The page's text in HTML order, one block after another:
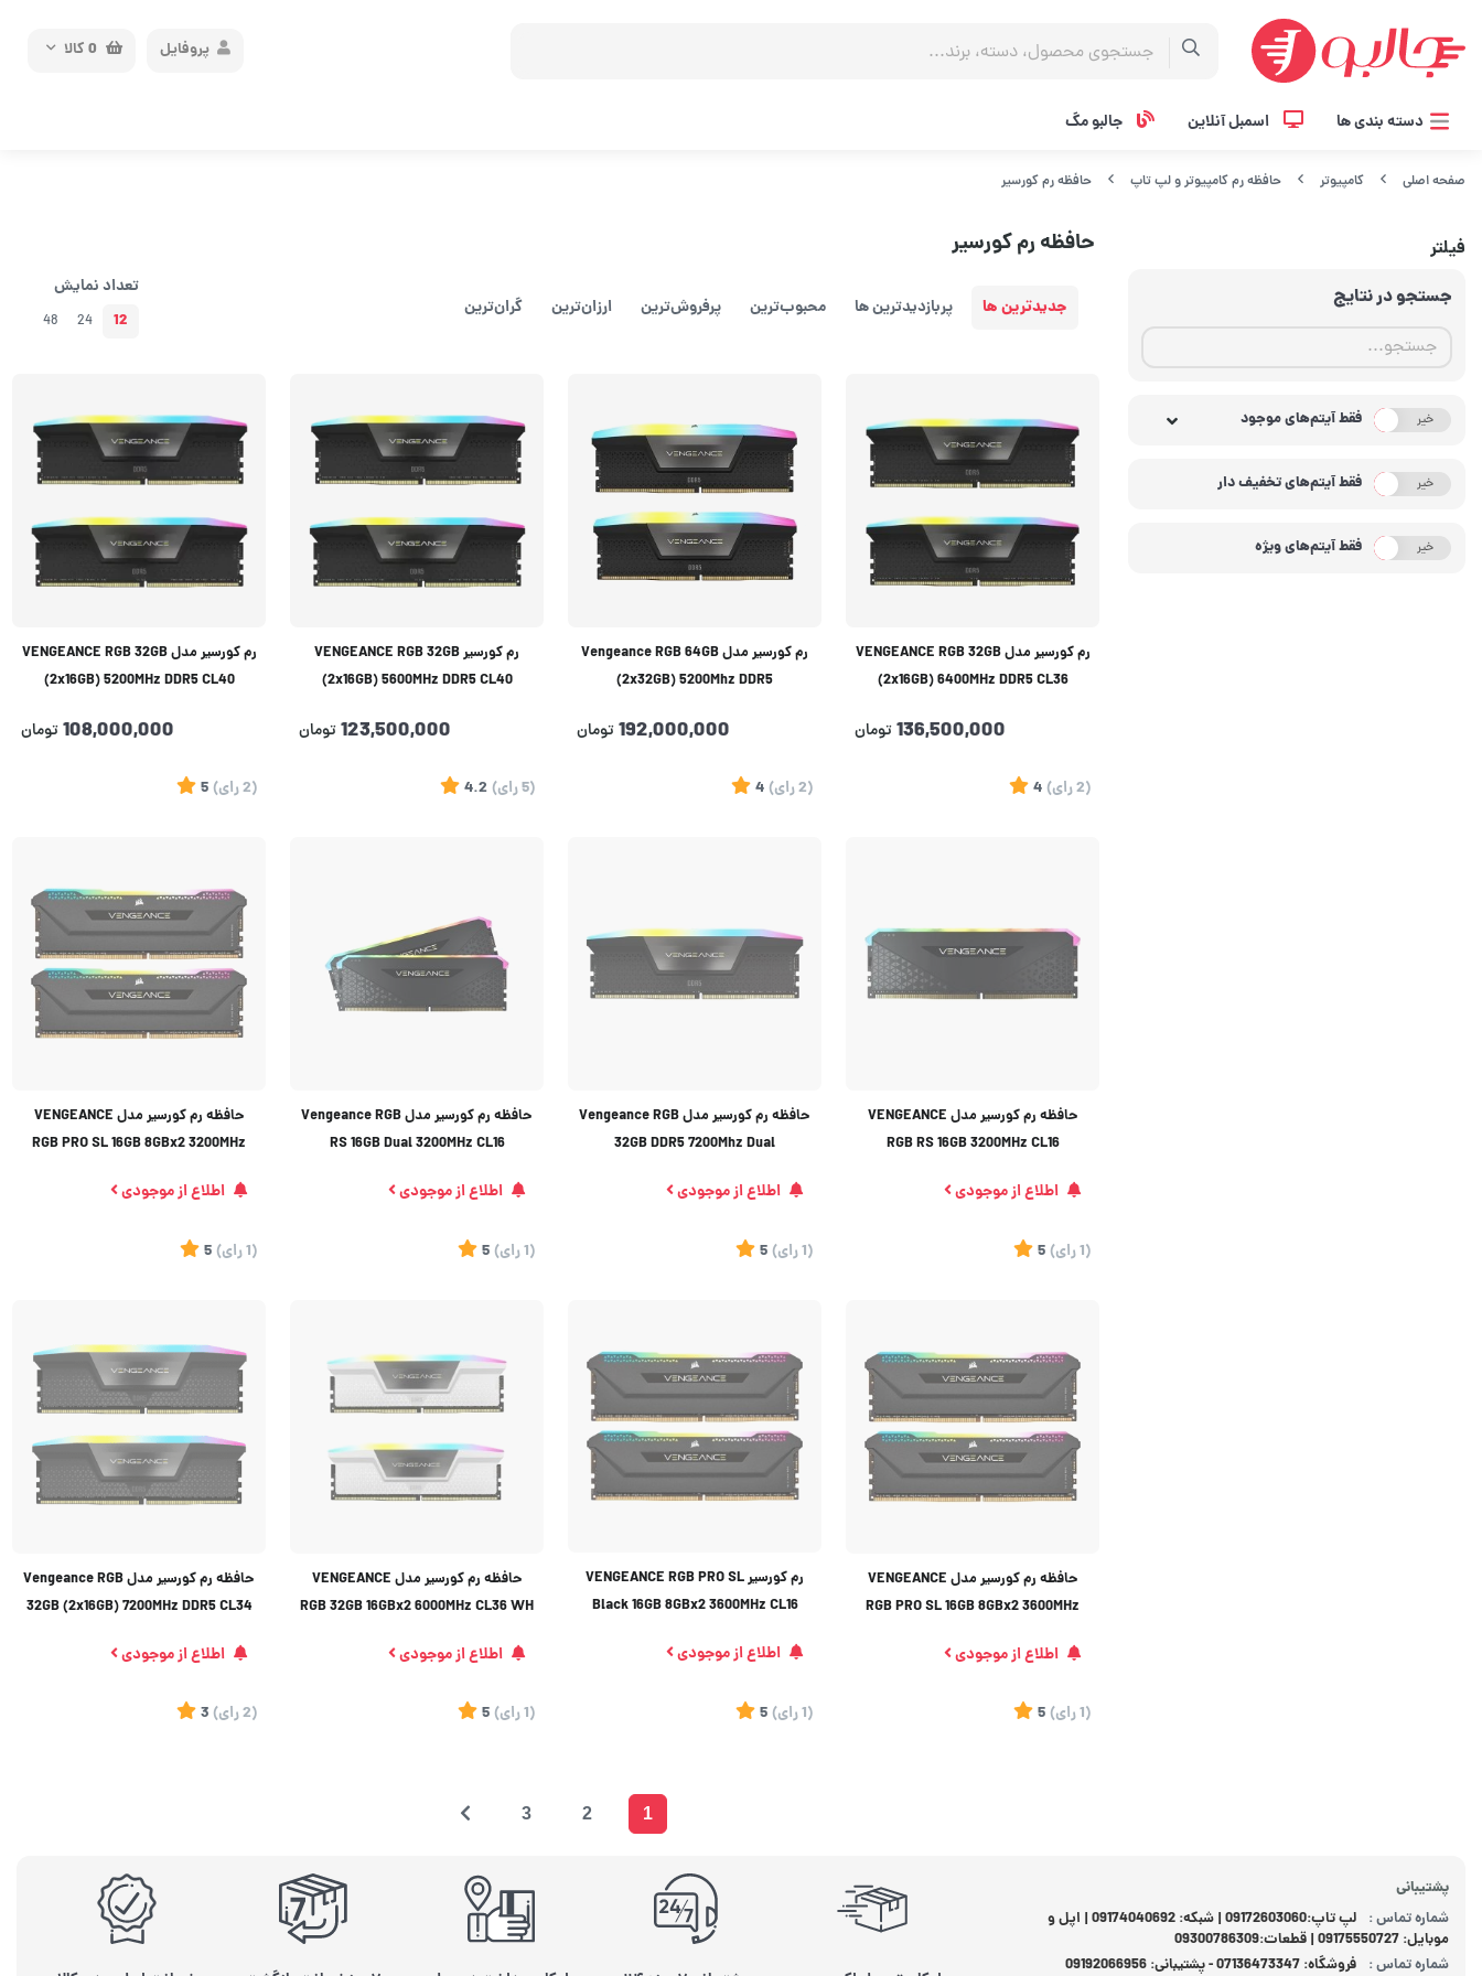
0کالا پروفایل
دسته بندی ها اسمبل آنلاین جالبو مگ
صفحه اصلی کامپیوتر حافظه رم کامپیوتر و لپ تاپ حافظه رم کورسیر
فیلتر
جستجو در نتایج
بله خیر فقط آیتم‌های موجود
بله خیر فقط آیتم‌های تخفیف دار
بله خیر فقط آیتم‌های ویژه
حافظه رم کورسیر
جدیدترین ها پربازدیدترین ها محبوب‌‌ترین پرفروش‌ترین ارزان‌ترین گران‌ترین
تعداد نمایش
12
24
48
رم کورسیر مدل VENGEANCE RGB 32GB
(2x16GB) 6400MHz DDR5 CL36
136,500,000تومان
(2 رای)
4
رم کورسیر مدل Vengeance RGB 64GB
(2x32GB) 5200Mhz DDR5
192,000,000تومان
(2 رای)
4
رم کورسیر VENGEANCE RGB 32GB
(2x16GB) 5600MHz DDR5 CL40
123,500,000تومان
(5 رای)
4.2
رم کورسیر مدل VENGEANCE RGB 32GB
(2x16GB) 5200MHz DDR5 CL40
108,000,000تومان
(2 رای)
5
حافظه رم کورسیر مدل VENGEANCE
RGB RS 16GB 3200MHz CL16
اطلاع از موجودی
(1 رای)
5
حافظه رم کورسیر مدل Vengeance RGB
32GB DDR5 7200Mhz Dual
اطلاع از موجودی
(1 رای)
5
حافظه رم کورسیر مدل Vengeance RGB
RS 16GB Dual 3200MHz CL16
اطلاع از موجودی
(1 رای)
5
حافظه رم کورسیر مدل VENGEANCE
RGB PRO SL 16GB 8GBx2 3200MHz
اطلاع از موجودی
(1 رای)
5
حافظه رم کورسیر مدل VENGEANCE
RGB PRO SL 16GB 8GBx2 3600MHz
اطلاع از موجودی
(1 رای)
5
رم کورسیر VENGEANCE RGB PRO SL
Black 16GB 8GBx2 3600MHz CL16
اطلاع از موجودی
(1 رای)
5
حافظه رم کورسیر مدل VENGEANCE
RGB 32GB 16GBx2 6000MHz CL36 WH
اطلاع از موجودی
(1 رای)
5
حافظه رم کورسیر مدل Vengeance RGB
32GB (2x16GB) 7200MHz DDR5 CL34
اطلاع از موجودی
(2 رای)
3
1
2
3
پشتیبانی
شماره تماس :
لپ تاپ:09172603060 | شبکه: 09174040692 | اپل و
موبایل: 09175550727 | قطعات:09300786309
شماره تماس : فروشگاه: 07136473347 - پشتیبانی: 09192066956